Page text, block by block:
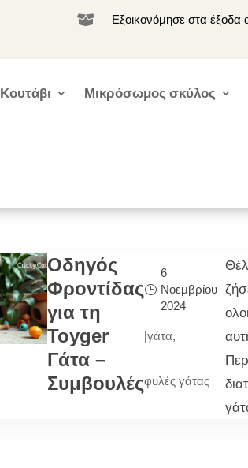
 Εξοικονόμησε στα έξοδα
Κουτάβι Μικρόσωμος σκύλος
Οδηγός
Φροντίδας
για τη
Toyger
Γάτα –
Συμβουλές
6
Νοεμβρίου
2024
|γάτα,
φυλές γάτας